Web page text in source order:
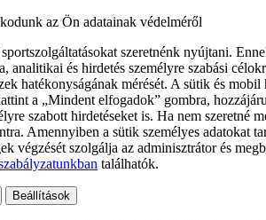
az Ön adatainak védelméről
szeretnénk nyújtani.
analitikai és hirdetés személyre szabási
hatékonyságának mérését. A sütik és
a „Mindent elfogadok” gombra,
szabott hirdetéseket is. Ha nem szeretné
Amennyiben a sütik személyes adatokat
végzését szolgálja az adminisztrátor és
találhatók.
Beállítások